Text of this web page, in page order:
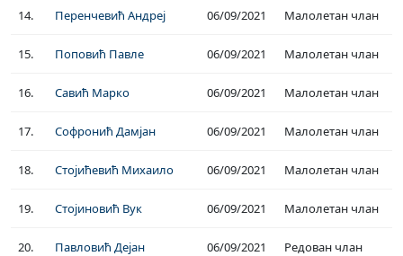
14. Перенчевић Андреј 06/09/2021 Малолетан члан
15. Поповић Павле 06/09/2021 Малолетан члан
16. Савић Марко 06/09/2021 Малолетан члан
17. Софронић Дамјан 06/09/2021 Малолетан члан
18. Стојићевић Михаило 06/09/2021 Малолетан члан
19. Стојиновић Вук 06/09/2021 Малолетан члан
20. Павловић Дејан 06/09/2021 Редован члан